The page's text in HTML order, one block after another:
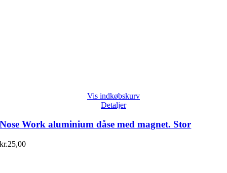
Vis indkøbskurv
Detaljer
Nose Work aluminium dåse med magnet. Stor
kr.25,00